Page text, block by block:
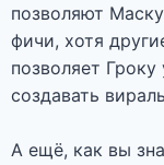
позволяют
фичи, хотя
позволяет
создавать
А ещё, как вы